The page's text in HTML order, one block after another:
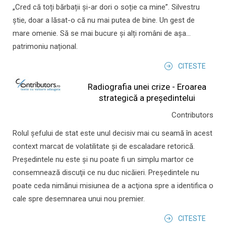
„Cred că toți bărbații și-ar dori o soție ca mine”. Silvestru
știe, doar a lăsat-o că nu mai putea de bine. Un gest de
mare omenie. Să se mai bucure și alți români de așa...
patrimoniu național.
CITESTE
Radiografia unei crize - Eroarea
strategică a președintelui
Contributors
Rolul şefului de stat este unul decisiv mai cu seamă în acest
context marcat de volatilitate şi de escaladare retorică.
Preşedintele nu este şi nu poate fi un simplu martor ce
consemnează discuţii ce nu duc nicăieri. Preşedintele nu
poate ceda nimănui misiunea de a acţiona spre a identifica o
cale spre desemnarea unui nou premier.
CITESTE